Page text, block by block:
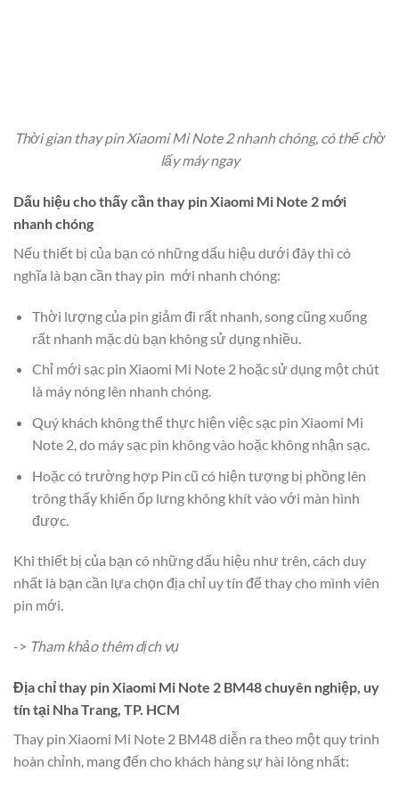
Thời gian thay pin Xiaomi Mi Note 2 nhanh chóng, có thể chờ
lấy máy ngay
Dấu hiệu cho thấy cần thay pin Xiaomi Mi Note 2 mới
nhanh chóng
Nếu thiết bị của bạn có những dấu hiệu dưới đây thì có
nghĩa là bạn cần thay pin mới nhanh chóng:
Thời lượng của pin giảm đi rất nhanh, song cũng xuống
rất nhanh mặc dù bạn không sử dụng nhiều.
Chỉ mới sạc pin Xiaomi Mi Note 2 hoặc sử dụng một chút
là máy nóng lên nhanh chóng.
Quý khách không thể thực hiện việc sạc pin Xiaomi Mi
Note 2, do máy sạc pin không vào hoặc không nhận sạc.
Hoặc có trường hợp Pin cũ có hiện tượng bị phồng lên
trông thấy khiến ốp lưng không khít vào với màn hình
được.
Khi thiết bị của bạn có những dấu hiệu như trên, cách duy
nhất là bạn cần lựa chọn địa chỉ uy tín để thay cho mình viên
pin mới.
-> Tham khảo thêm dịch vụ
Địa chỉ thay pin Xiaomi Mi Note 2 BM48 chuyên nghiệp, uy
tín tại Nha Trang, TP. HCM
Thay pin Xiaomi Mi Note 2 BM48 diễn ra theo một quy trình
hoàn chỉnh, mang đến cho khách hàng sự hài lòng nhất: